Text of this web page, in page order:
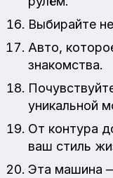
Выбирайте
Авто,
знакомства.
уникальной
От контура
ваш стиль
Эта машина